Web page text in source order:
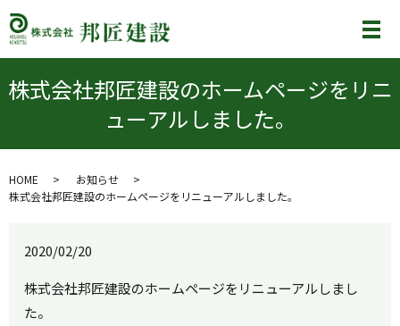
メ
株式会社邦匠建設のホームページをリニ
ューアルしました。
HOME
お知らせ
株式会社邦匠建設のホームページをリニューアルしました。
2020/02/20
株式会社邦匠建設のホームページをリニューアルしまし
た。